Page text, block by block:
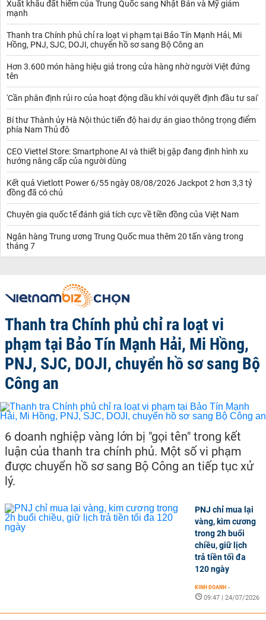
Xuất khẩu đất hiếm của Trung Quốc sang Nhật Bản và Mỹ giảm
mạnh
Thanh tra Chính phủ chỉ ra loạt vi phạm tại Bảo Tín Mạnh Hải, Mi
Hồng, PNJ, SJC, DOJI, chuyển hồ sơ sang Bộ Công an
Hơn 3.600 món hàng hiệu giả trong cửa hàng nhờ người Việt đứng
tên
'Cần phân định rủi ro của hoạt động dầu khí với quyết định đầu tư sai'
Bí thư Thành ủy Hà Nội thúc tiến độ hai dự án giao thông trọng điểm
phía Nam Thủ đô
CEO Viettel Store: Smartphone AI và thiết bị gập đang định hình xu
hướng nâng cấp của người dùng
Kết quả Vietlott Power 6/55 ngày 08/08/2026 Jackpot 2 hơn 3,3 tỷ
đồng đã có chủ
Chuyên gia quốc tế đánh giá tích cực về tiền đồng của Việt Nam
Ngân hàng Trung ương Trung Quốc mua thêm 20 tấn vàng trong
tháng 7
Thanh tra Chính phủ chỉ ra loạt vi
phạm tại Bảo Tín Mạnh Hải, Mi Hồng,
PNJ, SJC, DOJI, chuyển hồ sơ sang Bộ
Công an
6 doanh nghiệp vàng lớn bị "gọi tên" trong kết
luận của thanh tra chính phủ. Một số vi phạm
được chuyển hồ sơ sang Bộ Công an tiếp tục xử
lý.
PNJ chỉ mua lại
vàng, kim cương
trong 2h buổi
chiều, giữ lịch
trả tiền tối đa
120 ngày
KINH DOANH -
09:47 | 24/07/2026